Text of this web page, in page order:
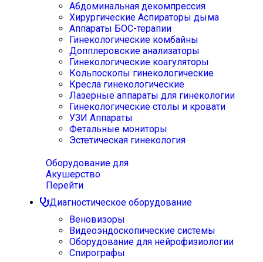
Абдоминальная декомпрессия
Хирургические Аспираторы дыма
Аппараты БОС-терапии
Гинекологические комбайны
Допплеровские анализаторы
Гинекологические коагуляторы
Кольпоскопы гинекологические
Кресла гинекологические
Лазерные аппараты для гинекологии
Гинекологические столы и кровати
УЗИ Аппараты
Фетальные мониторы
Эстетическая гинекология
Оборудование для
Акушерство
Перейти
Диагностическое оборудование
Веновизоры
Видеоэндоскопические системы
Оборудование для нейрофизиологии
Спирографы